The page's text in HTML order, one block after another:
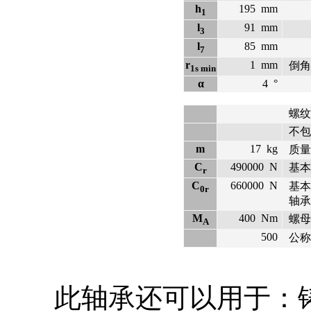
h1 195 mm
l3 91
mm
l7 85 mm
r1s min 1 mm
倒
α
4 °
螺
不
m
17 kg
质量
Cr 490000 N
基
C0r 660000 N
基
轴
MA 400 Nm
螺
500
公
此轴承还可以用于：